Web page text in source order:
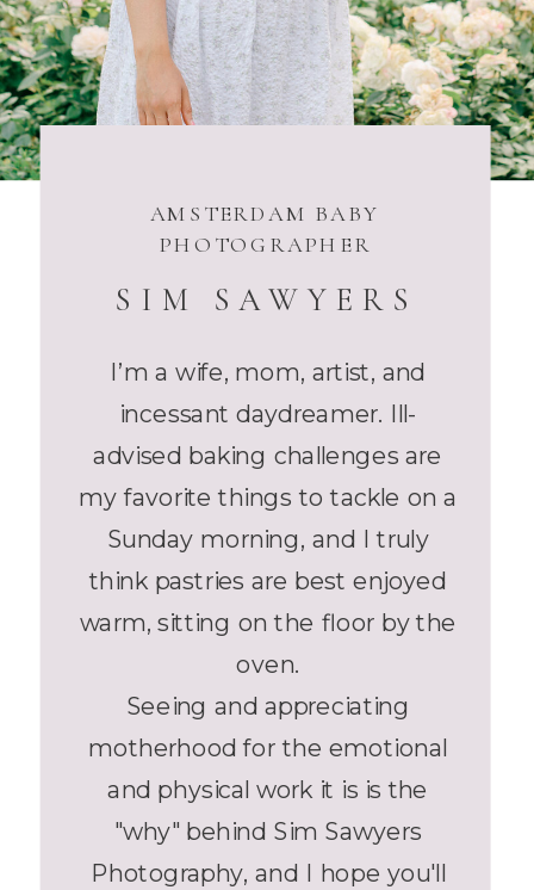
SIM SAWYERS
AMSTERDAM BABY
PHOTOGRAPHER
I’m a wife, mom, artist, and
incessant daydreamer. Ill-
advised baking challenges are
my favorite things to tackle on a
Sunday morning, and I truly
think pastries are best enjoyed
warm, sitting on the floor by the
oven.
Seeing and appreciating
motherhood for the emotional
and physical work it is is the
"why" behind Sim Sawyers
Photography, and I hope you'll